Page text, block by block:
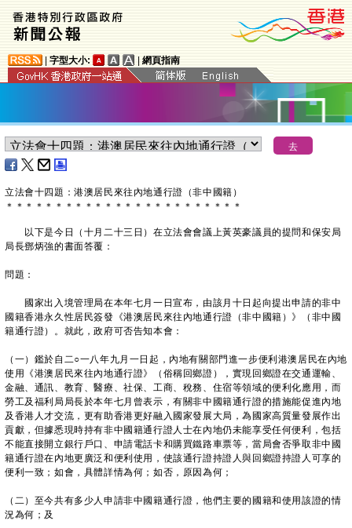
字型大小: 網頁指南
立法會十四題：港澳居民來往內地通行證（非中國籍）
＊ ＊ ＊ ＊ ＊ ＊ ＊ ＊ ＊ ＊ ＊ ＊ ＊ ＊ ＊ ＊ ＊ ＊ ＊ ＊ ＊ ＊ ＊ ＊
以下是今日（十月二十三日）在立法會會議上黃英豪議員的提問和保安局
局長鄧炳強的書面答覆：
問題：
國家出入境管理局在本年七月一日宣布，由該月十日起向提出申請的非中
國籍香港永久性居民簽發《港澳居民來往內地通行證（非中國籍）》（非中國
籍通行證）。就此，政府可否告知本會：
（一）鑑於自二○一八年九月一日起，內地有關部門進一步便利港澳居民在內地
使用《港澳居民來往內地通行證》（俗稱回鄉證），實現回鄉證在交通運輸、
金融、通訊、教育、醫療、社保、工商、稅務、住宿等領域的便利化應用，而
勞工及福利局局長於本年七月曾表示，有關非中國籍通行證的措施能促進內地
及香港人才交流，更有助香港更好融入國家發展大局，為國家高質量發展作出
貢獻，但據悉現時持有非中國籍通行證人士在內地仍未能享受任何便利，包括
不能直接開立銀行戶口、申請電話卡和購買鐵路車票等，當局會否爭取非中國
籍通行證在內地更廣泛和便利使用，使該通行證持證人與回鄉證持證人可享的
便利一致；如會，具體詳情為何；如否，原因為何；
（二）至今共有多少人申請非中國籍通行證，他們主要的國籍和使用該證的情
況為何；及